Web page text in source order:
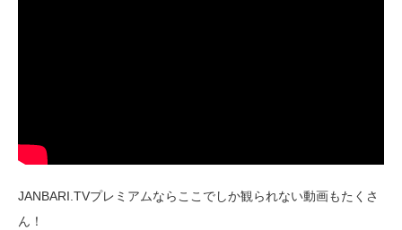
JANBARI.TVプレミアムならここでしか観られない動画もたくさ
ん！